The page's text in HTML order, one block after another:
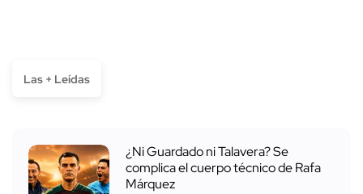
Las + Leídas
¿Ni Guardado ni Talavera? Se
complica el cuerpo técnico de Rafa
Márquez